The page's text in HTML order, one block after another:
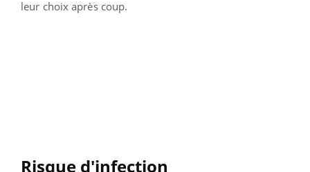
leur choix après coup.
Risque d'infection